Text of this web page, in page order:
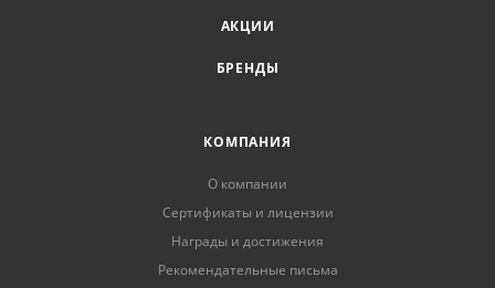
АКЦИИ
БРЕНДЫ
КОМПАНИЯ
О компании
Сертификаты и лицензии
Награды и достижения
Рекомендательные письма